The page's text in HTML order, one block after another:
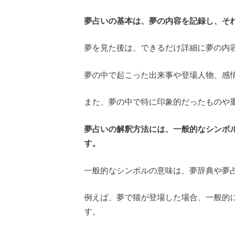
夢占いの基本は、夢の内容を記録し、そ
夢を見た後は、できるだけ詳細に夢の内
夢の中で起こった出来事や登場人物、感
また、夢の中で特に印象的だったものや
夢占いの解釈方法には、一般的なシンボ
す。
一般的なシンボルの意味は、夢辞典や夢
例えば、夢で猫が登場した場合、一般的
す。